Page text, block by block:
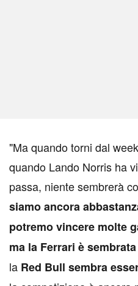
"Ma quando torni dal
quando Lando Norris ha
passa, niente sembrerà
siamo ancora
potremo vincere molte
ma la Ferrari è
la Red Bull sembra